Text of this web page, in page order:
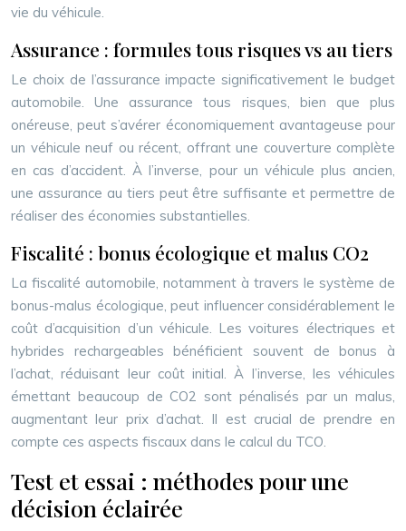
vie du véhicule.
Assurance : formules tous risques vs au tiers
Le choix de l’assurance impacte significativement le budget
automobile. Une assurance tous risques, bien que plus
onéreuse, peut s’avérer économiquement avantageuse pour
un véhicule neuf ou récent, offrant une couverture complète
en cas d’accident. À l’inverse, pour un véhicule plus ancien,
une assurance au tiers peut être suffisante et permettre de
réaliser des économies substantielles.
Fiscalité : bonus écologique et malus CO2
La fiscalité automobile, notamment à travers le système de
bonus-malus écologique, peut influencer considérablement le
coût d’acquisition d’un véhicule. Les voitures électriques et
hybrides rechargeables bénéficient souvent de bonus à
l’achat, réduisant leur coût initial. À l’inverse, les véhicules
émettant beaucoup de CO2 sont pénalisés par un malus,
augmentant leur prix d’achat. Il est crucial de prendre en
compte ces aspects fiscaux dans le calcul du TCO.
Test et essai : méthodes pour une
décision éclairée